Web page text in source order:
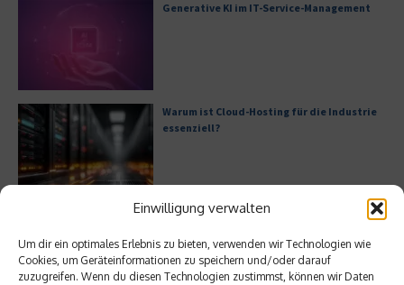
Einwilligung verwalten
Um dir ein optimales Erlebnis zu bieten, verwenden wir Technologien wie
Cookies, um Geräteinformationen zu speichern und/oder darauf
zuzugreifen. Wenn du diesen Technologien zustimmst, können wir Daten
Generative KI im IT-Service-Management
Warum ist Cloud-Hosting für die Industrie
essenziell?
Bürofläche neu denken